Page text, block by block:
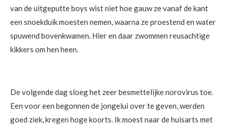
van de uitgeputte boys wist niet hoe gauw ze vanaf de kant
een snoekduik moesten nemen, waarna ze proestend en water
spuwend bovenkwamen. Hier en daar zwommen reusachtige
kikkers om hen heen.
De volgende dag sloeg het zeer besmettelijke norovirus toe.
Een voor een begonnen de jongelui over te geven, werden
goed ziek, kregen hoge koorts. Ik moest naar de huisarts met